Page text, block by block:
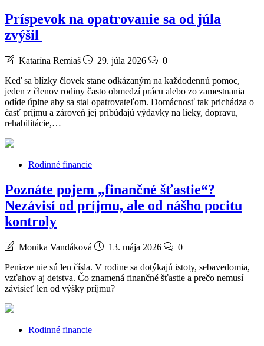
Príspevok na opatrovanie sa od júla
zvýšil
Katarína Remiaš 29. júla 2026
0
Keď sa blízky človek stane odkázaným na každodennú pomoc,
jeden z členov rodiny často obmedzí prácu alebo zo zamestnania
odíde úplne aby sa stal opatrovateľom. Domácnosť tak prichádza o
časť príjmu a zároveň jej pribúdajú výdavky na lieky, dopravu,
rehabilitácie,…
Rodinné financie
Poznáte pojem „finančné šťastie“?
Nezávisí od príjmu, ale od nášho pocitu
kontroly
Monika Vandáková 13. mája 2026
0
Peniaze nie sú len čísla. V rodine sa dotýkajú istoty, sebavedomia,
vzťahov aj detstva. Čo znamená finančné šťastie a prečo nemusí
závisieť len od výšky príjmu?
Rodinné financie